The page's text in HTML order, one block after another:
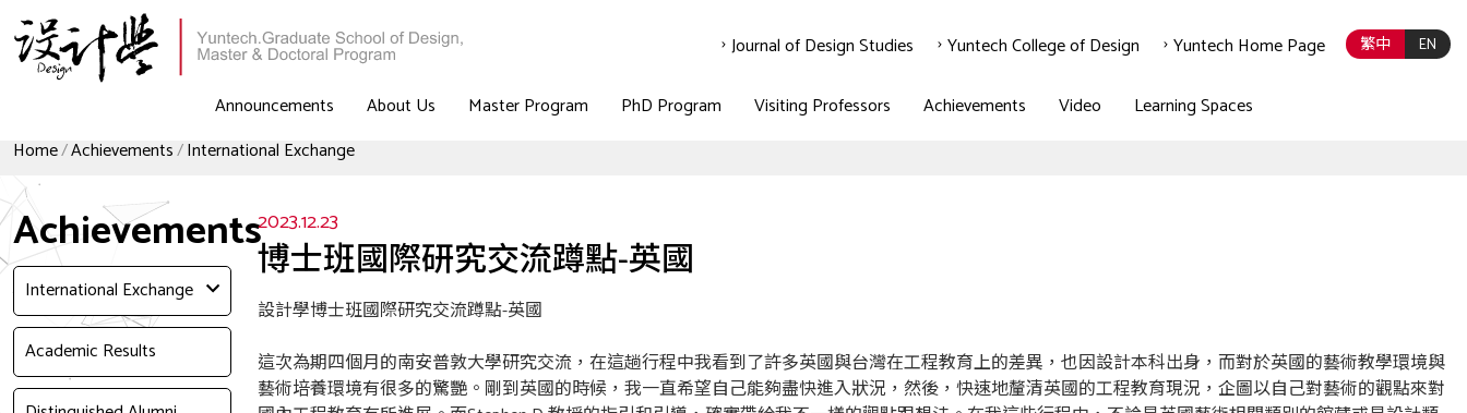
繁中 EN
Announcements About Us Master Program PhD Program Visiting Professors Achievements Video Learning Spaces
Journal of Design Studies Yuntech College of Design Yuntech Home Page
Home Achievements International Exchange
Achievements
International Exchange
Academic Results
2023.12.23
博士班國際研究交流蹲點-英國
設計學博士班國際研究交流蹲點-英國
這次為期四個月的南安普敦大學研究交流，在這趟行程中我看到了許多英國與台灣在工程教育上的差異，也因設計本科出身，而對於英國的藝術教學環境與
藝術培養環境有很多的驚艷。剛到英國的時候，我一直希望自己能夠盡快進入狀況，然後，快速地釐清英國的工程教育現況，企圖以自己對藝術的觀點來對